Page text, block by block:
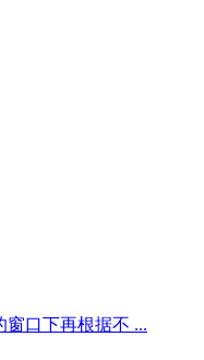
口下再根据不 ...